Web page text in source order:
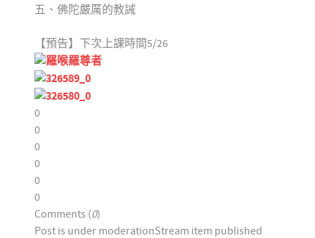
五、佛陀嚴厲的教誡
【預告】下次上課時間5/26
0
0
0
0
0
0
Comments (0)
Post is under moderationStream item published